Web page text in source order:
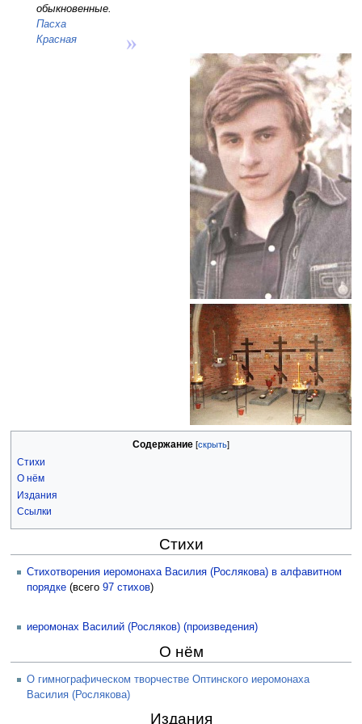
обыкновенные.
Пасха
Красная
Содержание
Стихи
О нём
Издания
Ссылки
Стихи
Стихотворения иеромонаха Василия (Рослякова) в алфавитном
порядке (всего 97 стихов)
иеромонах Василий (Росляков) (произведения)
О нём
О гимнографическом творчестве Оптинского иеромонаха
Василия (Рослякова)
Издания